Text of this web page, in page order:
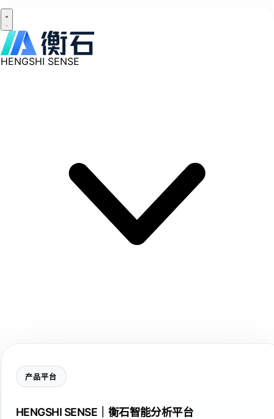
HENGSHI SENSE
产品平台
HENGSHI SENSE｜衡石智能分析平台